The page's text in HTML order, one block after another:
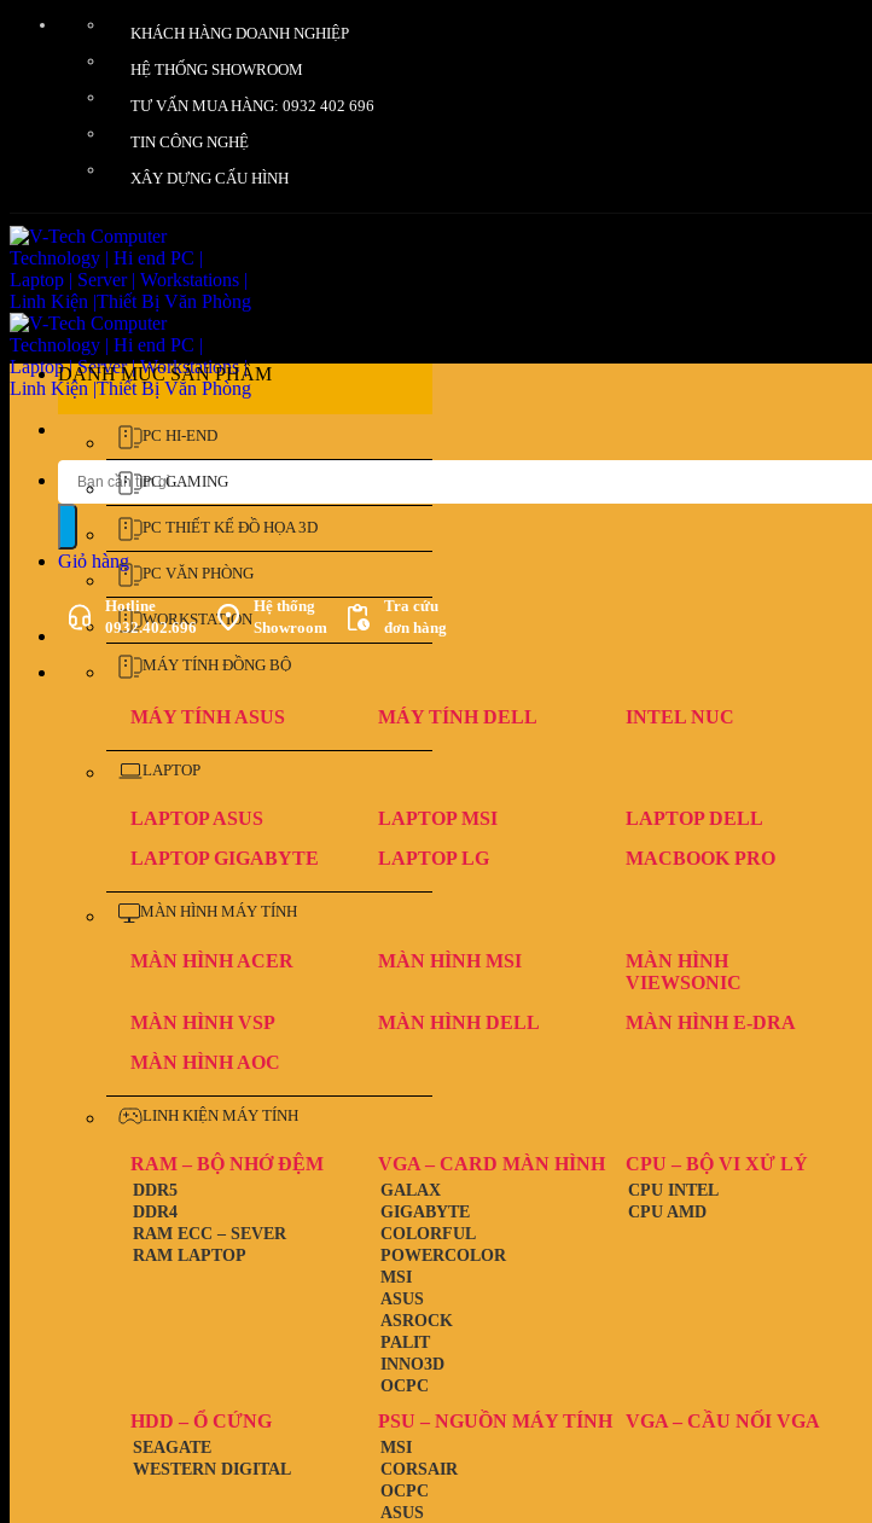
KHÁCH HÀNG DOANH NGHIỆP
HỆ THỐNG SHOWROOM
TƯ VẤN MUA HÀNG: 0932 402 696
TIN CÔNG NGHỆ
XÂY DỰNG CẤU HÌNH
Tìm
kiếm:
Giỏ hàng
Hotline
0932.402.696
Hệ thống
Showroom
Tra cứu
đơn hàng
DANH MỤC SẢN PHẨM
PC HI-END
PC GAMING
PC THIẾT KẾ ĐỒ HỌA 3D
PC VĂN PHÒNG
WORKSTATION
MÁY TÍNH ĐỒNG BỘ
MÁY TÍNH ASUS MÁY TÍNH DELL INTEL NUC
LAPTOP
LAPTOP ASUS LAPTOP MSI LAPTOP DELL
LAPTOP GIGABYTE
LAPTOP LG MACBOOK PRO
MÀN HÌNH MÁY TÍNH
MÀN HÌNH ACER MÀN HÌNH MSI
MÀN HÌNH
VIEWSONIC
MÀN HÌNH VSP MÀN HÌNH DELL MÀN HÌNH E-DRA
MÀN HÌNH AOC
LINH KIỆN MÁY TÍNH
RAM – BỘ NHỚ ĐỆM
RAM LAPTOP
RAM ECC – SEVER
DDR4
DDR5
VGA – CARD MÀN HÌNH
OCPC
INNO3D
PALIT
ASROCK
ASUS
MSI
POWERCOLOR
COLORFUL
GIGABYTE
GALAX
CPU – BỘ VI XỬ LÝ
CPU AMD
CPU INTEL
HDD – Ổ CỨNG
WESTERN DIGITAL
SEAGATE
PSU – NGUỒN MÁY TÍNH
ASUS
OCPC
CORSAIR
MSI
VGA – CẦU NỐI VGA